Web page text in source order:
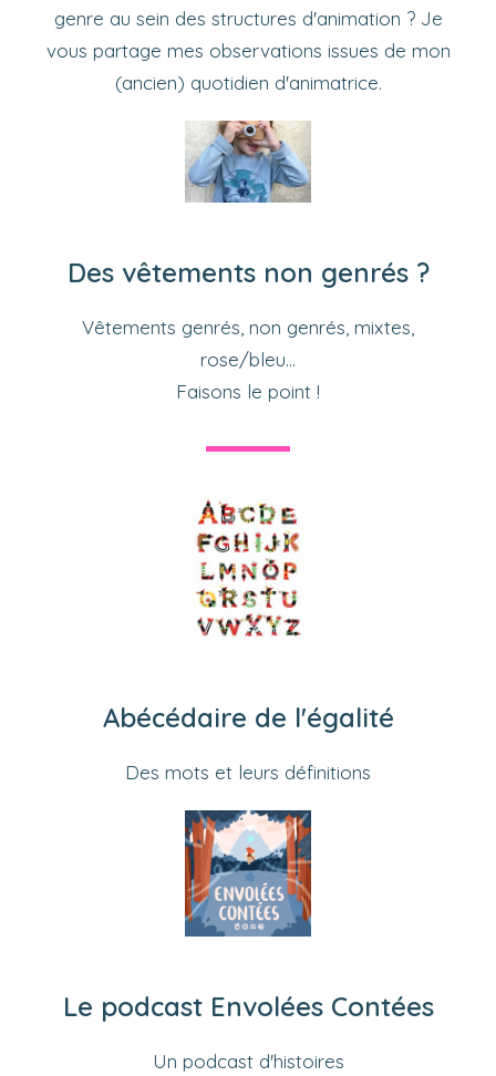
genre au sein des structures d'animation ? Je
vous partage mes observations issues de mon
(ancien) quotidien d'animatrice.
Des vêtements non genrés ?
Vêtements genrés, non genrés, mixtes,
rose/bleu...
Faisons le point !
Abécédaire de l'égalité
Des mots et leurs définitions
Le podcast Envolées Contées
Un podcast d'histoires